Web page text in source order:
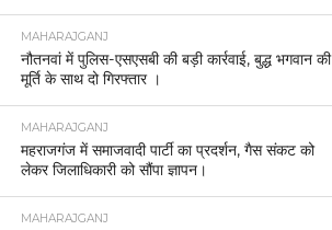
MAHARAJGANJ
नौतनवां में पुलिस-एसएसबी की बड़ी कार्रवाई, बुद्ध भगवान की
मूर्ति के साथ दो गिरफ्तार ।
MAHARAJGANJ
महराजगंज में समाजवादी पार्टी का प्रदर्शन, गैस संकट को
लेकर जिलाधिकारी को सौंपा ज्ञापन।
MAHARAJGANJ